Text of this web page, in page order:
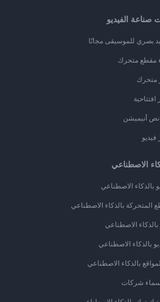
صناعة الفيديو
بصري للموسيقى مجانًا
مقطع متحرك
متحرك
افتتاحية
نص أنيميشن
الاصطناعي
بالذكاء الاصطناعي
المتحركة بالذكاء الاصطناعي
الاصطناعي
بالذكاء الاصطناعي
بالذكاء الاصطناعي
أسماء شركات